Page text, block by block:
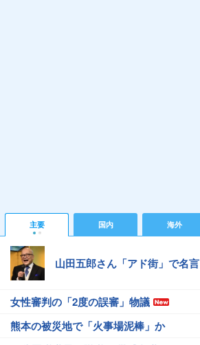
主要 国内 海外
山田五郎さん「アド街」で名言
女性審判の「2度の誤審」物議
熊本の被災地で「火事場泥棒」か